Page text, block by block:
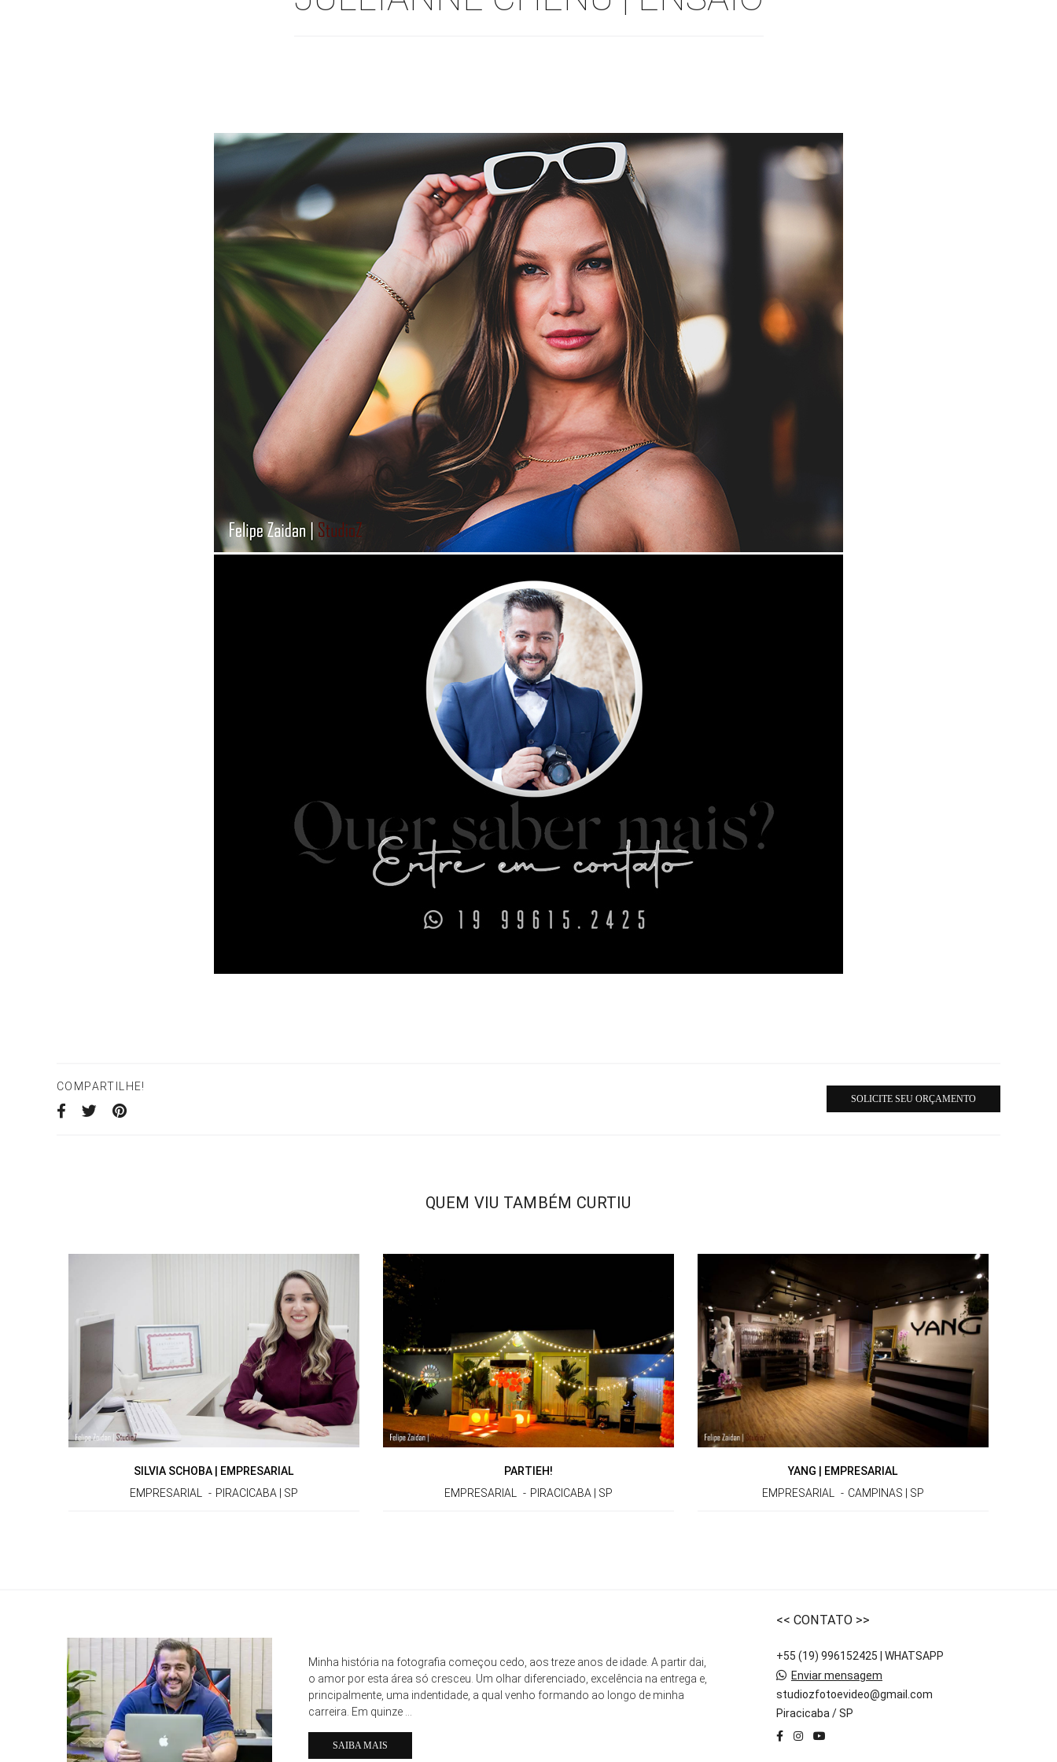
COMPARTILHE!
SOLICITE SEU ORÇAMENTO
QUEM VIU TAMBÉM CURTIU
SILVIA SCHOBA | EMPRESARIAL
EMPRESARIAL
PIRACICABA | SP
PARTIEH!
EMPRESARIAL
PIRACICABA | SP
YANG | EMPRESARIAL
EMPRESARIAL
CAMPINAS | SP
Minha história na fotografia começou cedo, aos treze anos de idade. A partir dai,
o amor por esta área só cresceu. Um olhar diferenciado, excelência na entrega e,
principalmente, uma indentidade, a qual venho formando ao longo de minha
carreira. Em quinze ...
SAIBA MAIS
<< CONTATO >>
+55 (19) 996152425 | WHATSAPP
Enviar mensagem
studiozfotoevideo@gmail.com
Piracicaba / SP